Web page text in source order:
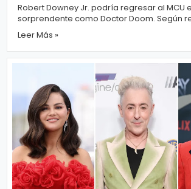
Robert Downey Jr. podría regresar al MCU
sorprendente como Doctor Doom. Según
informes, Robert Downey Jr., conocido po...
Leer Más »